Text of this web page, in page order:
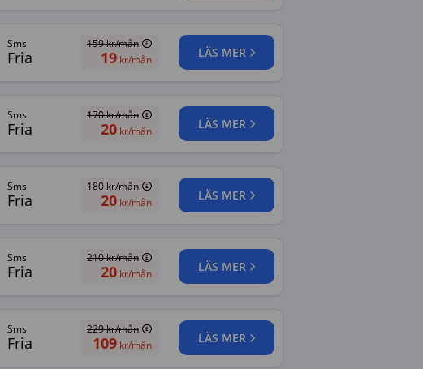
sms
Fria
159kr/mån
19 kr/mån LÄS MER
sms
Fria
170kr/mån
20 kr/mån LÄS MER
sms
Fria
180kr/mån
20 kr/mån LÄS MER
sms
Fria
210kr/mån
20 kr/mån LÄS MER
sms
Fria
229kr/mån
109 kr/mån LÄS MER